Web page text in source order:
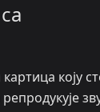
коју